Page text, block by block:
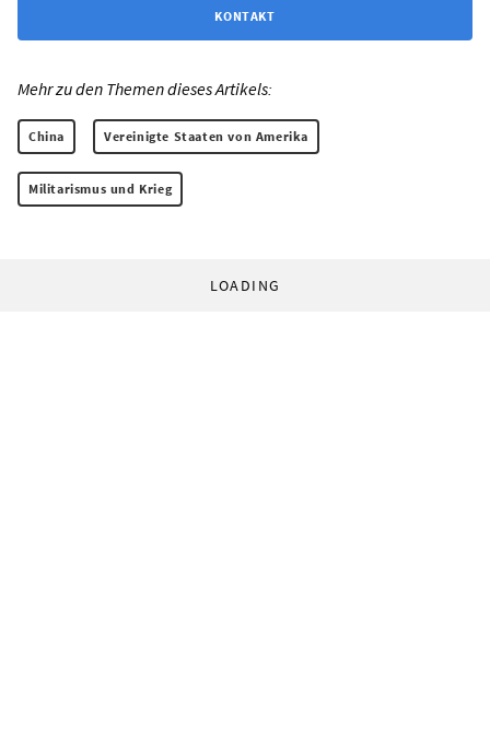
KONTAKT
Mehr zu den Themen dieses Artikels:
China Vereinigte Staaten von Amerika
Militarismus und Krieg
LOADING